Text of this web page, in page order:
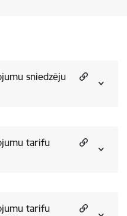
sniedzēju
tarifu
tarifu